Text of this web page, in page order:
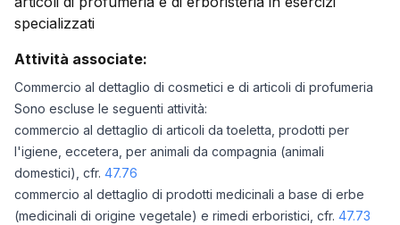
specializzati
Attività associate:
Commercio al dettaglio di cosmetici e di articoli di profumeria
Sono escluse le seguenti attività:
commercio al dettaglio di articoli da toeletta, prodotti per
l'igiene, eccetera, per animali da compagnia (animali
domestici), cfr. 47.76
commercio al dettaglio di prodotti medicinali a base di erbe
(medicinali di origine vegetale) e rimedi erboristici, cfr. 47.73